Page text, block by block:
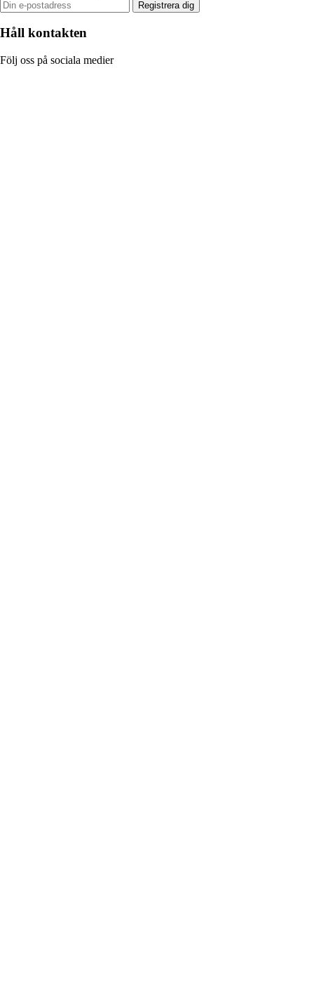
Registrera dig
Håll kontakten
Följ oss på sociala medier